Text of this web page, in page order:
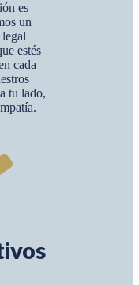
es
un
estés
cada
tu lado,